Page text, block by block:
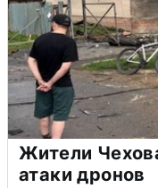
Жители
атаки дронов